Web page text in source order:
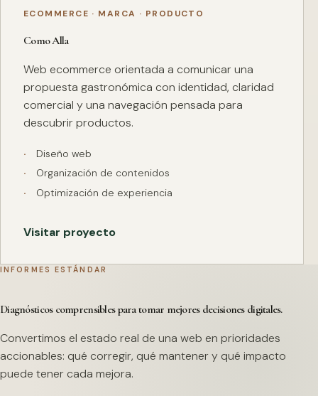
ECOMMERCE · MARCA · PRODUCTO
Como Alla
Web ecommerce orientada a comunicar una
propuesta gastronómica con identidad, claridad
comercial y una navegación pensada para
descubrir productos.
Diseño web
Organización de contenidos
Optimización de experiencia
Visitar proyecto
INFORMES ESTÁNDAR
Diagnósticos comprensibles para tomar mejores decisiones digitales.
Convertimos el estado real de una web en prioridades
accionables: qué corregir, qué mantener y qué impacto
puede tener cada mejora.